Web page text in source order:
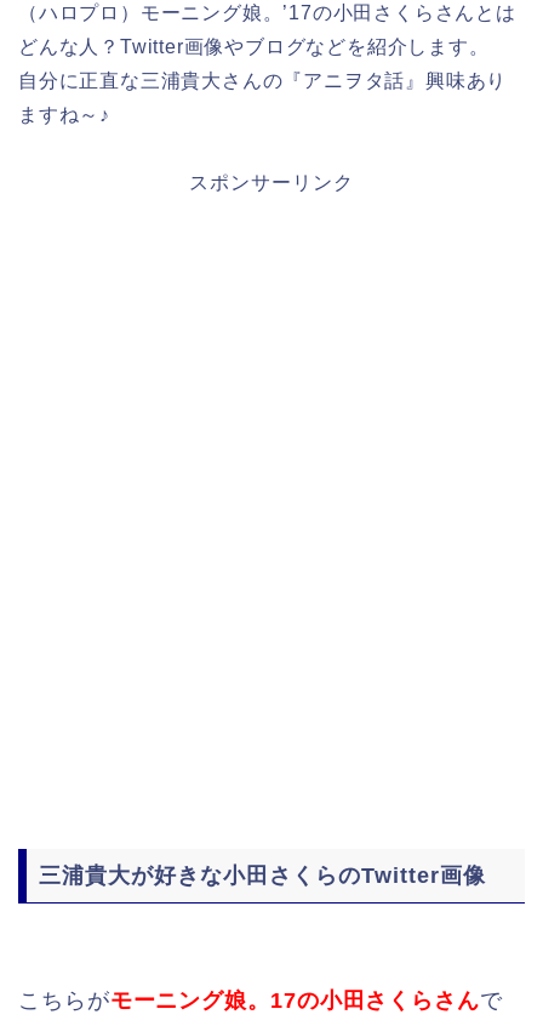
（ハロプロ）モーニング娘。’17の小田さくらさんとは
どんな人？Twitter画像やブログなどを紹介します。
自分に正直な三浦貴大さんの『アニヲタ話』興味あり
ますね～♪
スポンサーリンク
三浦貴大が好きな小田さくらのTwitter画像
こちらがモーニング娘。17の小田さくらさんで